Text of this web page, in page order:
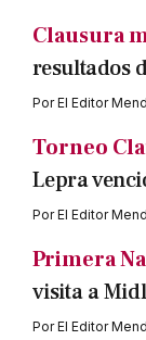
Clausura
resultados
PorEl Editor
Torneo
Lepra
PorEl Editor
Primera
visita a
PorEl Editor